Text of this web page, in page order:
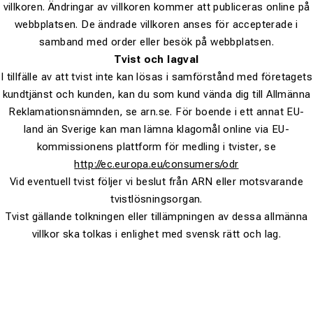
villkoren. Ändringar av villkoren kommer att publiceras online på
webbplatsen. De ändrade villkoren anses för accepterade i
samband med order eller besök på webbplatsen.
Tvist och lagval
I tillfälle av att tvist inte kan lösas i samförstånd med företagets
kundtjänst och kunden, kan du som kund vända dig till Allmänna
Reklamationsnämnden, se arn.se. För boende i ett annat EU-
land än Sverige kan man lämna klagomål online via EU-
kommissionens plattform för medling i tvister, se
http://ec.europa.eu/consumers/odr
Vid eventuell tvist följer vi beslut från ARN eller motsvarande
tvistlösningsorgan.
Tvist gällande tolkningen eller tillämpningen av dessa allmänna
villkor ska tolkas i enlighet med svensk rätt och lag.